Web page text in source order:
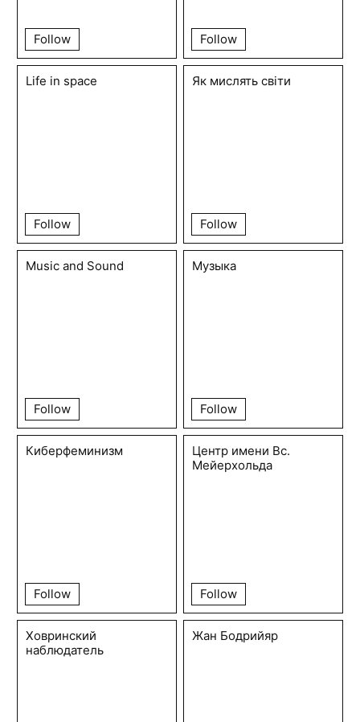
Follow Follow
Life in space
Follow
Як мислять світи
Follow
Music and Sound
Follow
Музыка
Follow
Киберфеминизм
Follow
Центр имени Вс.
Мейерхольда
Follow
Ховринский
наблюдатель
Жан Бодрийяр